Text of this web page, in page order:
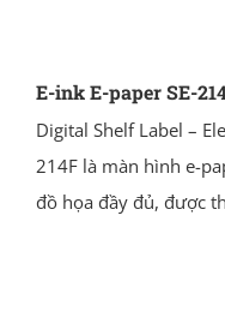
E-ink E-paper SE-
Digital Shelf Label –
214F là màn hình e-
đồ họa đầy đủ, được